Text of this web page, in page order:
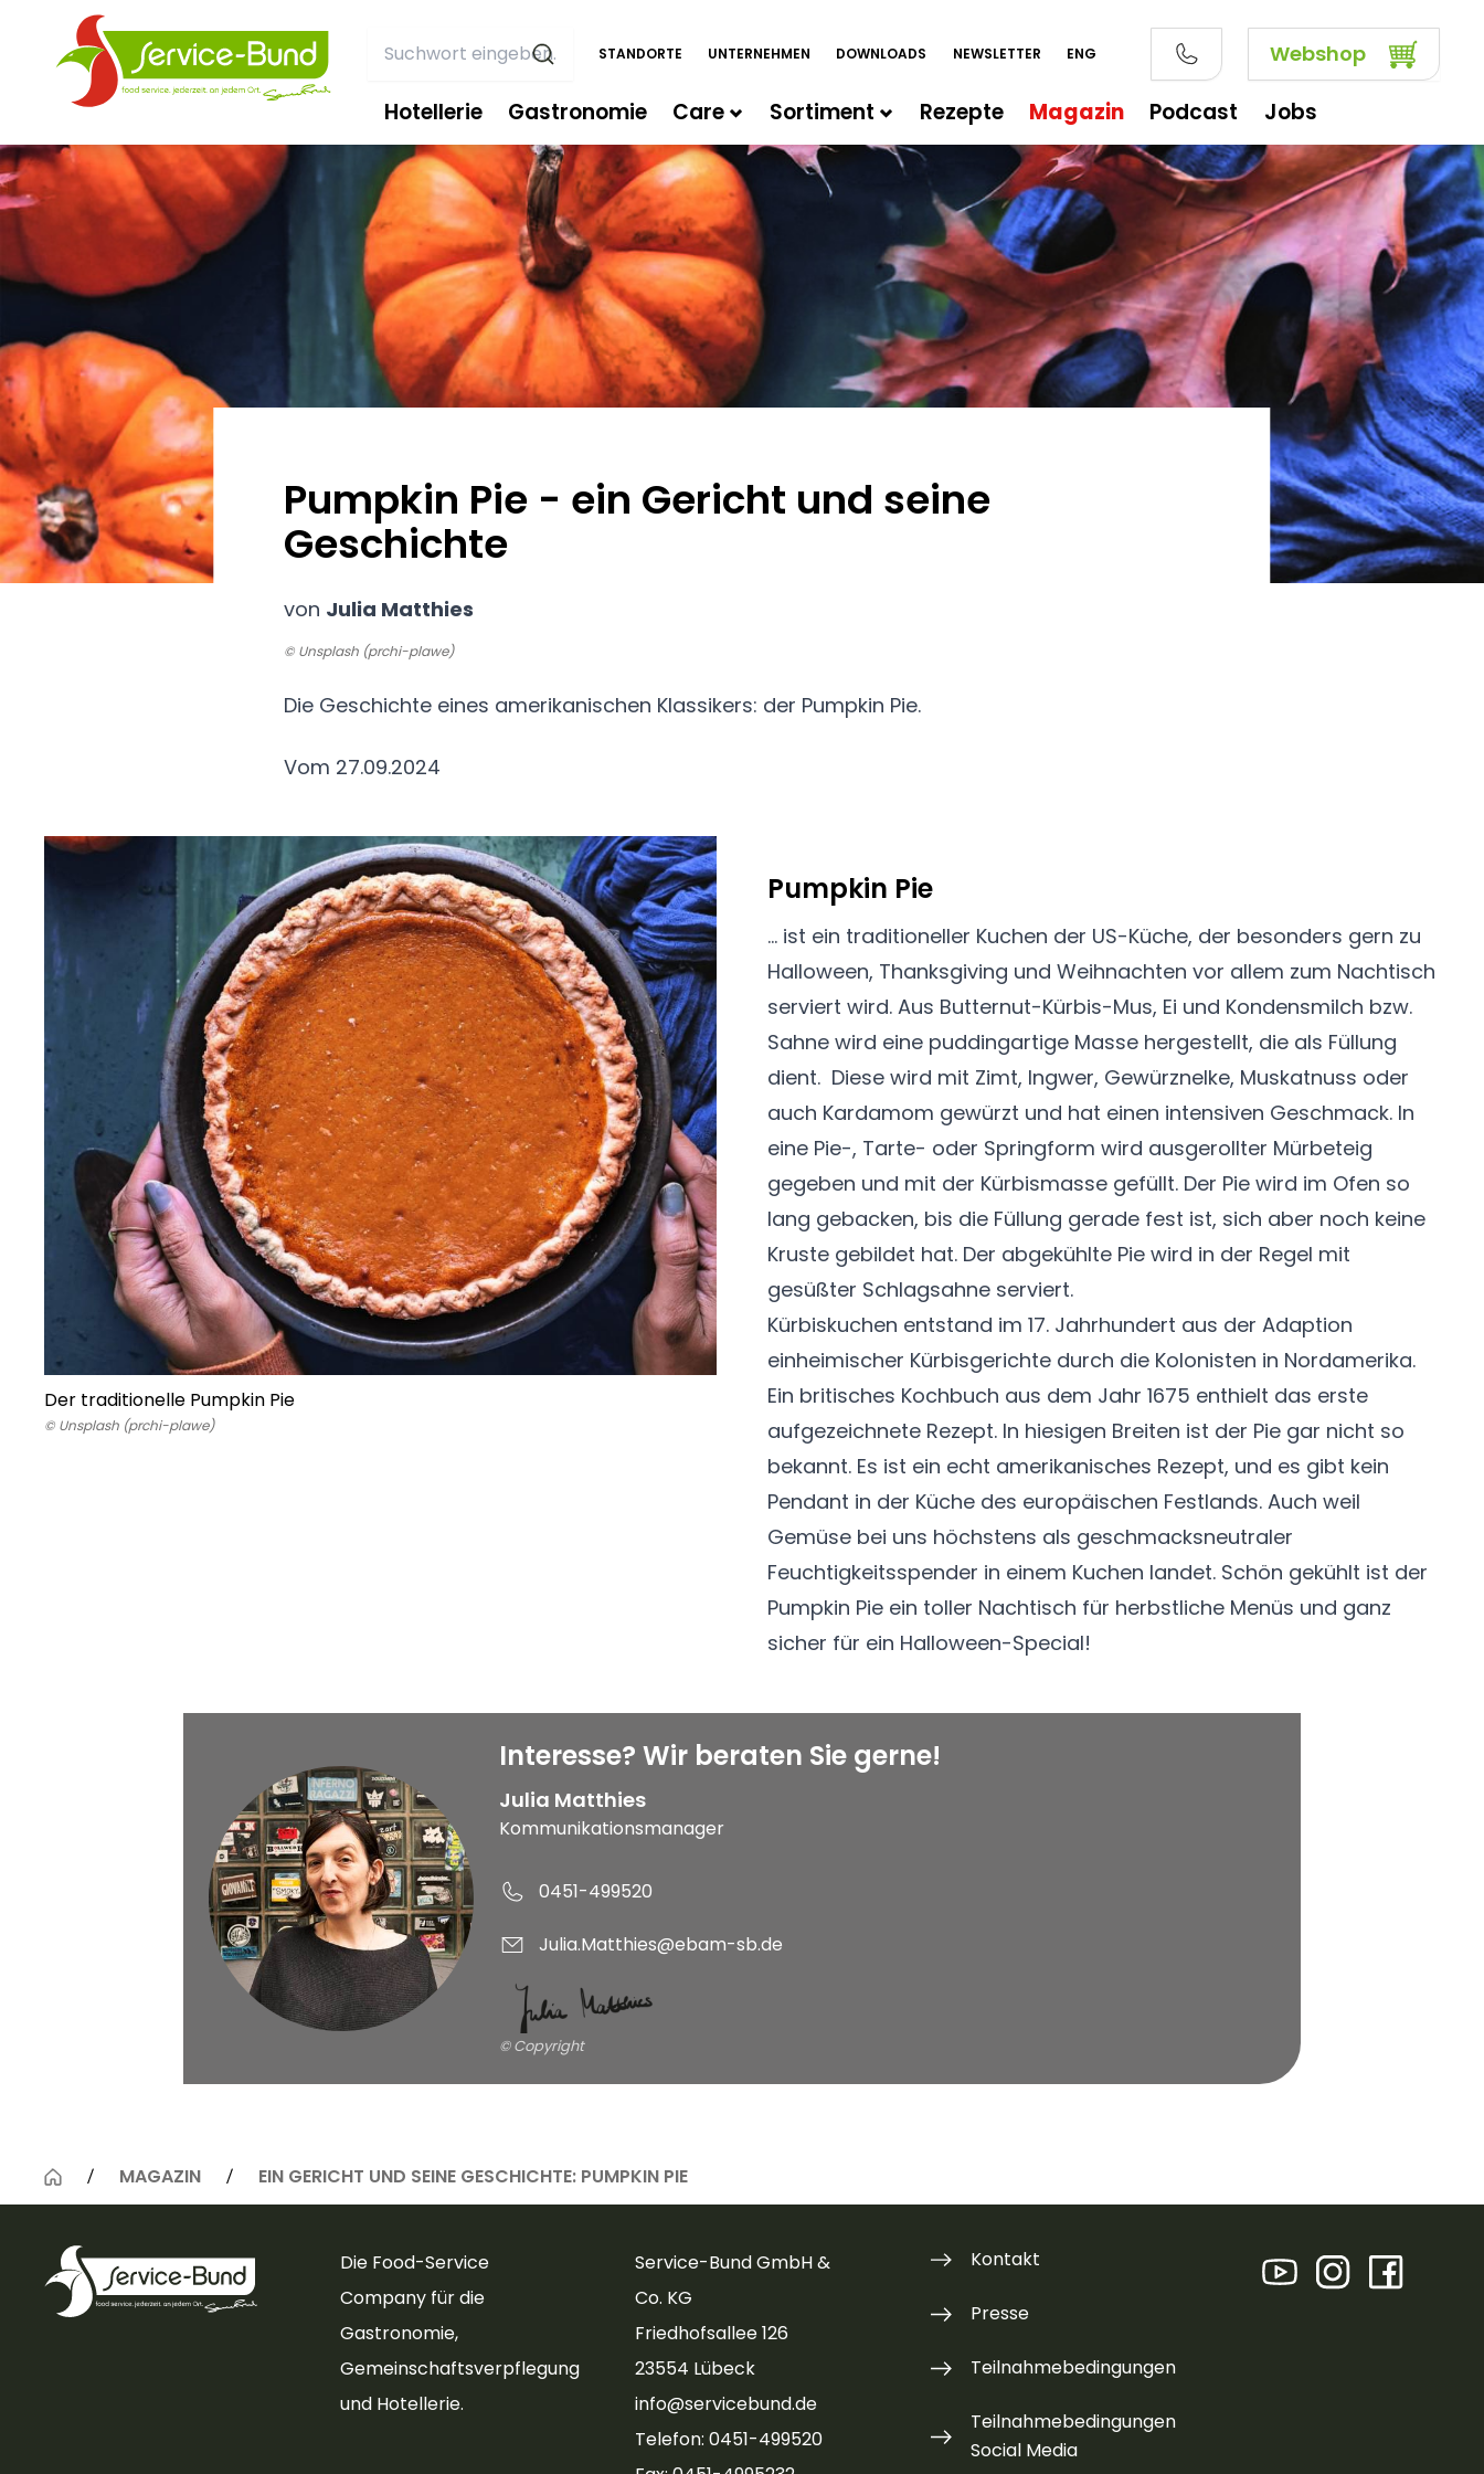
STANDORTE UNTERNEHMEN DOWNLOADS NEWSLETTER ENG Webshop
Hotellerie Gastronomie Care Sortiment Rezepte Magazin Podcast Jobs
Pumpkin Pie - ein Gericht und seine
Geschichte
von Julia Matthies
© Unsplash (prchi-plawe)
Die Geschichte eines amerikanischen Klassikers: der Pumpkin Pie.
Vom 27.09.2024
Der traditionelle Pumpkin Pie
© Unsplash (prchi-plawe)
Pumpkin Pie
... ist ein traditioneller Kuchen der US-Küche, der besonders gern zu
Halloween, Thanksgiving und Weihnachten vor allem zum Nachtisch
serviert wird. Aus Butternut-Kürbis-Mus, Ei und Kondensmilch bzw.
Sahne wird eine puddingartige Masse hergestellt, die als Füllung
dient. Diese wird mit Zimt, Ingwer, Gewürznelke, Muskatnuss oder
auch Kardamom gewürzt und hat einen intensiven Geschmack. In
eine Pie-, Tarte- oder Springform wird ausgerollter Mürbeteig
gegeben und mit der Kürbismasse gefüllt. Der Pie wird im Ofen so
lang gebacken, bis die Füllung gerade fest ist, sich aber noch keine
Kruste gebildet hat. Der abgekühlte Pie wird in der Regel mit
gesüßter Schlagsahne serviert.
Kürbiskuchen entstand im 17. Jahrhundert aus der Adaption
einheimischer Kürbisgerichte durch die Kolonisten in Nordamerika.
Ein britisches Kochbuch aus dem Jahr 1675 enthielt das erste
aufgezeichnete Rezept. In hiesigen Breiten ist der Pie gar nicht so
bekannt. Es ist ein echt amerikanisches Rezept, und es gibt kein
Pendant in der Küche des europäischen Festlands. Auch weil
Gemüse bei uns höchstens als geschmacksneutraler
Feuchtigkeitsspender in einem Kuchen landet. Schön gekühlt ist der
Pumpkin Pie ein toller Nachtisch für herbstliche Menüs und ganz
sicher für ein Halloween-Special!
Interesse? Wir beraten Sie gerne!
Julia Matthies
Kommunikationsmanager
0451-499520
Julia.Matthies@ebam-sb.de
© Copyright
MAGAZIN EIN GERICHT UND SEINE GESCHICHTE: PUMPKIN PIE
Die Food-Service
Company für die
Gastronomie,
Gemeinschaftsverpflegung
und Hotellerie.
Service-Bund GmbH &
Co. KG
Friedhofsallee 126
23554 Lübeck
info@servicebund.de
Telefon: 0451-499520
Kontakt
Presse
Teilnahmebedingungen
Teilnahmebedingungen
Social Media